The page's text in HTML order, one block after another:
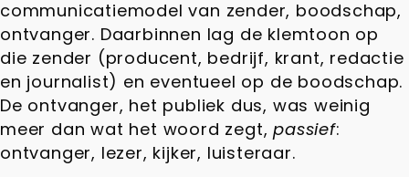
communicatiemodel van zender, boodschap,
ontvanger. Daarbinnen lag de klemtoon op
die zender (producent, bedrijf, krant, redactie
en journalist) en eventueel op de boodschap.
De ontvanger, het publiek dus, was weinig
meer dan wat het woord zegt,passief:
ontvanger, lezer, kijker, luisteraar.